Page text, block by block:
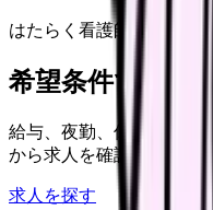
はたらく看護師さん 求人
希望条件で看護
給与、夜勤、休み、ブラ
から求人を確認できます。
求人を探す